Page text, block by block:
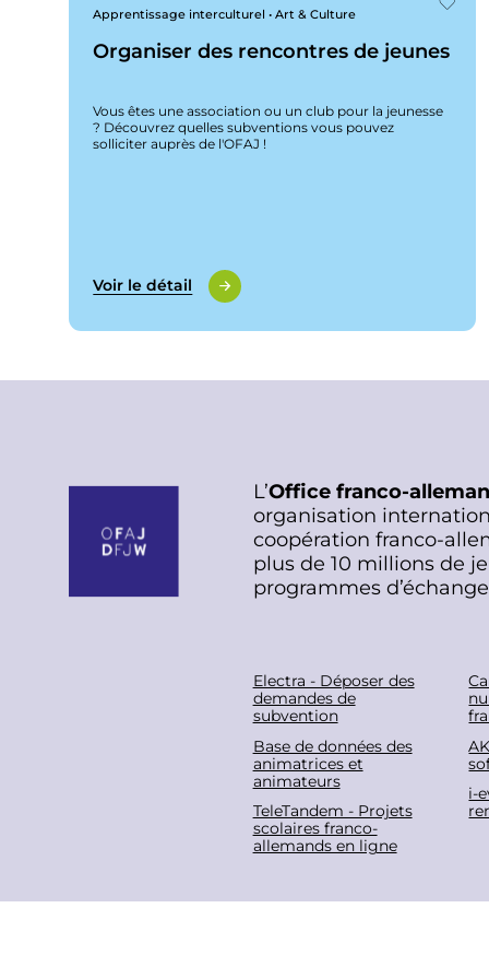
Apprentissage interculturel • Art & Culture
Organiser des rencontres de jeunes
Vous êtes une association ou un club pour la jeunesse
? Découvrez quelles subventions vous pouvez
solliciter auprès de l'OFAJ !
Voir le détail
L’Office franco-
organisation
coopération franco-
plus de 10 millions de
programmes
F
o
o
t
e
Electra - Déposer des
demandes de
subvention
Base de données des
animatrices et
animateurs
TeleTandem - Projets
scolaires franco-
allemands en ligne
i-